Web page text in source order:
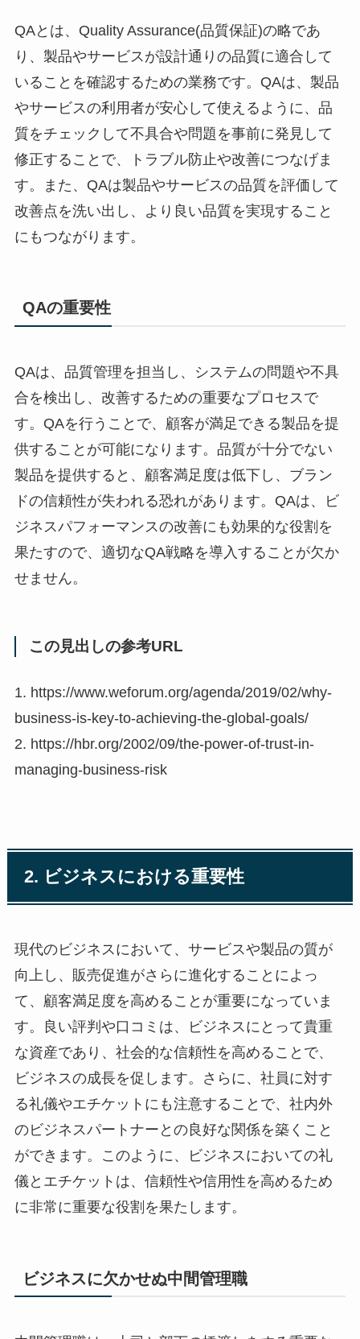
QAとは、Quality Assurance(品質保証)の略であ
り、製品やサービスが設計通りの品質に適合して
いることを確認するための業務です。QAは、製品
やサービスの利用者が安心して使えるように、品
質をチェックして不具合や問題を事前に発見して
修正することで、トラブル防止や改善につなげま
す。また、QAは製品やサービスの品質を評価して
改善点を洗い出し、より良い品質を実現すること
にもつながります。
QAの重要性
QAは、品質管理を担当し、システムの問題や不具
合を検出し、改善するための重要なプロセスで
す。QAを行うことで、顧客が満足できる製品を提
供することが可能になります。品質が十分でない
製品を提供すると、顧客満足度は低下し、ブラン
ドの信頼性が失われる恐れがあります。QAは、ビ
ジネスパフォーマンスの改善にも効果的な役割を
果たすので、適切なQA戦略を導入することが欠か
せません。
この見出しの参考URL
1. https://www.weforum.org/agenda/2019/02/why-
business-is-key-to-achieving-the-global-goals/
2. https://hbr.org/2002/09/the-power-of-trust-in-
managing-business-risk
2. ビジネスにおける重要性
現代のビジネスにおいて、サービスや製品の質が
向上し、販売促進がさらに進化することによっ
て、顧客満足度を高めることが重要になっていま
す。良い評判や口コミは、ビジネスにとって貴重
な資産であり、社会的な信頼性を高めることで、
ビジネスの成長を促します。さらに、社員に対す
る礼儀やエチケットにも注意することで、社内外
のビジネスパートナーとの良好な関係を築くこと
ができます。このように、ビジネスにおいての礼
儀とエチケットは、信頼性や信用性を高めるため
に非常に重要な役割を果たします。
ビジネスに欠かせぬ中間管理職